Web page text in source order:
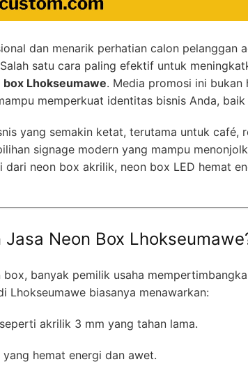
dan menarik perhatian calon pelanggan
satu cara paling efektif untuk
box Lhokseumawe. Media promosi ini
memperkuat identitas bisnis Anda,
yang semakin ketat, terutama untuk
signage modern yang mampu
dari neon box akrilik, neon box LED hemat
Neon Box
box, banyak pemilik usaha
Lhokseumawe biasanya menawarkan:
seperti akrilik 3 mm yang tahan lama.
yang hemat energi dan awet.